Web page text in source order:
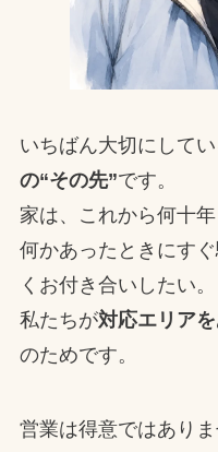
いちばん大切にしてい
の“その先”です。
家は、これから何十
何かあったときにす
くお付き合いしたい。
私たちが対応エリア
のためです。
営業は得意ではあり